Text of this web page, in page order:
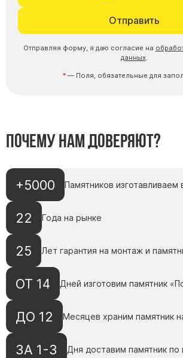
Отправить
Отправляя форму, я даю согласие на
данных.
— Поля, обязательные для
Почему нам доверяют?
+5000 Памятников изготавливаем
22 Года на рынке
25 Лет гарантия на монтаж и
ОТ 14 Дней изготовим памятник
ДО 12 Месяцев храним памятник
ЗА 1-3 Дня доставим памятник по